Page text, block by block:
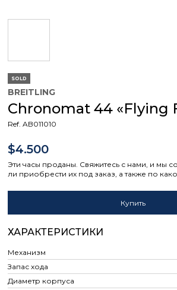
SOLD
BREITLING
Chronomat 44 «Flying
Ref. AB011010
$4.500
Эти часы проданы. Свяжитесь с нами, и мы
ли приобрести их под заказ, а также по
Купить
ХАРАКТЕРИСТИКИ
Механизм
Запас хода
Диаметр корпуса